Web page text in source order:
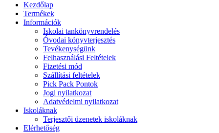
Kezdőlap
Termékek
Információk
Iskolai tankönyvrendelés
Óvodai könyvterjesztés
Tevékenységünk
Felhasználási Feltételek
Fizetési mód
Szállítási feltételek
Pick Pack Pontok
Jogi nyilatkozat
Adatvédelmi nyilatkozat
Iskoláknak
Terjesztői üzenetek iskoláknak
Elérhetőség